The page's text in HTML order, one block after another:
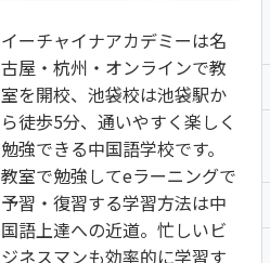
イーチャイナアカデミーは名
古屋・杭州・オンラインで教
室を開校、池袋校は池袋駅か
ら徒歩5分、通いやすく楽しく
勉強できる中国語学校です。
教室で勉強してeラーニングで
予習・復習する学習方法は中
国語上達への近道。忙しいビ
ジネスマンも効率的に学習す